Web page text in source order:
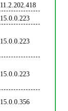
11.2.202.418
15.0.0.223
15.0.0.223
15.0.0.223
15.0.0.356